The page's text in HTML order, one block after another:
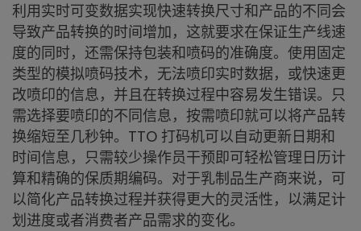
利用实时可变数据实现快速转换尺寸和产品的不同会
导致产品转换的时间增加，这就要求在保证生产线速
度的同时，还需保持包装和喷码的准确度。使用固定
类型的模拟喷码技术，无法喷印实时数据，或快速更
改喷印的信息，并且在转换过程中容易发生错误。只
需选择要喷印的不同信息，按需喷印就可以将产品转
换缩短至几秒钟。TTO 打码机可以自动更新日期和
时间信息，只需较少操作员干预即可轻松管理日历计
算和精确的保质期编码。对于乳制品生产商来说，可
以简化产品转换过程并获得更大的灵活性，以满足计
划进度或者消费者产品需求的变化。